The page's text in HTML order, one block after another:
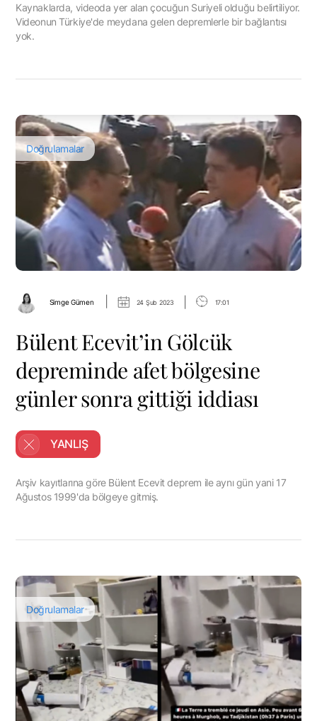
Kaynaklarda, videoda yer alan çocuğun Suriyeli olduğu belirtiliyor.
Videonun Türkiye'de meydana gelen depremlerle bir bağlantısı
yok.
Doğrulamalar
Simge Gümen 24 Şub 2023 17:01
Bülent Ecevit’in Gölcük
depreminde afet bölgesine
günler sonra gittiği iddiası
YANLIŞ
Arşiv kayıtlarına göre Bülent Ecevit deprem ile aynı gün yani 17
Ağustos 1999'da bölgeye gitmiş.
Doğrulamalar